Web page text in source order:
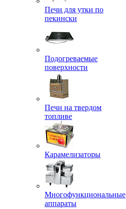
Печи для утки по
пекински
Подогреваемые
поверхности
Печи на твердом
топливе
Карамелизаторы
Многофункциональные
аппараты